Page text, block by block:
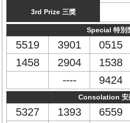
3rd Prize 三獎
Special 特別
5519 3901 0515
1458
2904 1538
----
9424
Consolation 安
5327 1393 6559